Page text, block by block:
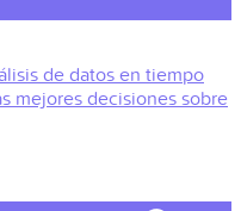
de datos en tiempo
mejores decisiones sobre